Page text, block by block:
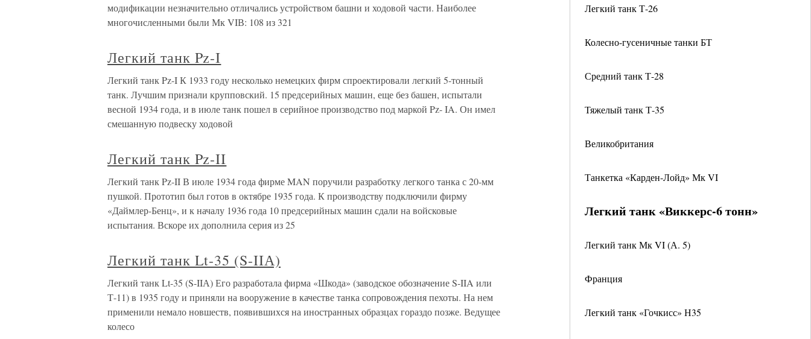
Легкий танк Т-26
Колесно-гусеничные танки БТ
Средний танк Т-28
Тяжелый танк Т-35
Великобритания
Танкетка «Карден-Лойд» Мк VI
Легкий танк «Виккерс-6 тонн»
Легкий танк Мк VI (А. 5)
Франция
Легкий танк «Гочкисс» Н35
модификации незначительно отличались устройством башни и ходовой части. Наиболее
многочисленными были Мк VIВ: 108 из 321
Легкий танк Pz-I
Легкий танк Pz-I К 1933 году несколько немецких фирм спроектировали легкий 5-тонный
танк. Лучшим признали крупповский. 15 предсерийных машин, еще без башен, испытали
весной 1934 года, и в июле танк пошел в серийное производство под маркой Pz- IA. Он имел
смешанную подвеску ходовой
Легкий танк Pz-II
Легкий танк Pz-II В июле 1934 года фирме MAN поручили разработку легкого танка с 20-мм
пушкой. Прототип был готов в октябре 1935 года. К производству подключили фирму
«Даймлер-Бенц», и к началу 1936 года 10 предсерийных машин сдали на войсковые
испытания. Вскоре их дополнила серия из 25
Легкий танк Lt-35 (S-IIА)
Легкий танк Lt-35 (S-IIА) Его разработала фирма «Шкода» (заводское обозначение S-IIA или
Т-11) в 1935 году и приняли на вооружение в качестве танка сопровождения пехоты. На нем
применили немало новшеств, появившихся на иностранных образцах гораздо позже. Ведущее
колесо